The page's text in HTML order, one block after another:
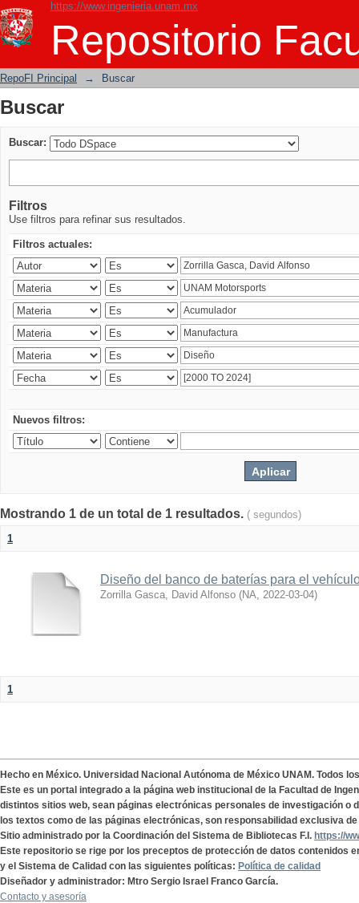
https://www.ingenieria.unam.mx
Repositorio
Buscar
RepoFI Principal → Buscar
Buscar
Buscar:
Filtros
Use filtros para refinar sus resultados.
Filtros actuales:
Nuevos filtros:
Mostrando 1 de un total de 1 resultados. ( segundos)
1
Diseño del banco de baterías para el
Zorrilla Gasca, David Alfonso (NA, 2022-03-04)
1
Hecho en México. Universidad Nacional Autónoma de México UNAM. Todos
Este es un portal integrado a la página web institucional de la Facultad de
distintos sitios web, sean páginas electrónicas personales de investigación o
los textos como de las páginas electrónicas, son responsabilidad exclusiva
Sitio administrado por la Coordinación del Sistema de Bibliotecas F.I. https://
Este repositorio se rige por los preceptos de protección de datos contenidos
y el Sistema de Calidad con las siguientes políticas: Política de calidad
Diseñador y administrador: Mtro Sergio Israel Franco García.
Contacto y asesoría